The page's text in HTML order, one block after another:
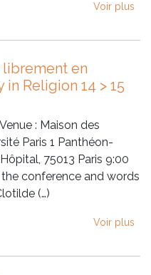
Voir plus
en
Religion 14 > 15
: Maison des
Paris 1 Panthéon-
75013 Paris 9:00
conference and words
(…)
Voir plus